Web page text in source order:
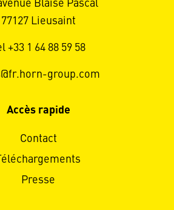
Blaise Pascal
77127 Lieusaint
+33 1 64 88 59 58
group.com
Accès rapide
Contact
Presse